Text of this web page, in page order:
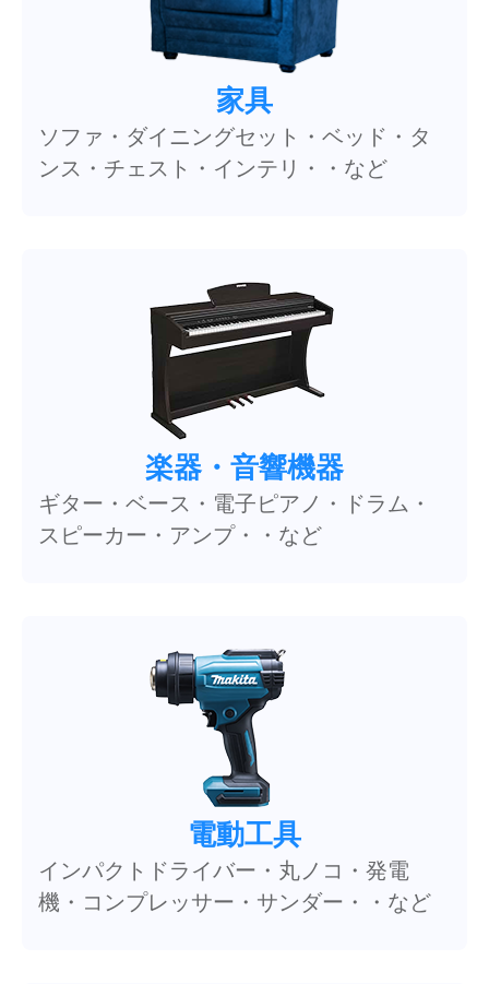
家具
ソファ・ダイニングセット・ベッド・タ
ンス・チェスト・インテリ・・など
楽器・音響機器
ギター・ベース・電子ピアノ・ドラム・
スピーカー・アンプ・・など
電動工具
インパクトドライバー・丸ノコ・発電
機・コンプレッサー・サンダー・・など